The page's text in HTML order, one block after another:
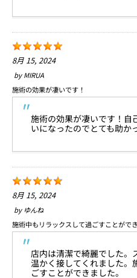
8月 15, 2024
byMIRUA
施術の効果が凄いです！
施術の効果が凄いです！自
いになったのでとても助か
8月 15, 2024
by ゆんね
施術中もリラックスして過ごすことがで
店内は清潔で綺麗でした。
温かく接してくれました。
ごすことができました。